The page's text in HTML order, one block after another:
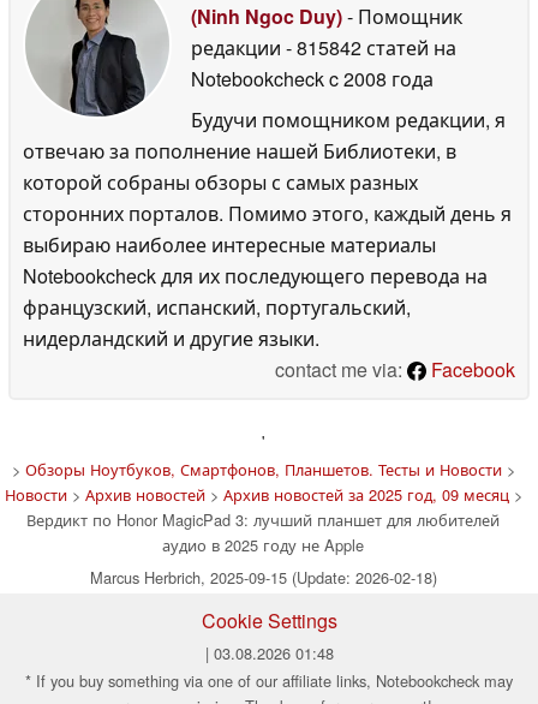
(Ninh Ngoc Duy)- Помощник
редакции - 815842 статей на
Notebookcheckc 2008 года
Будучи помощником редакции, я
отвечаю за пополнение нашей Библиотеки, в
которой собраны обзоры с самых разных
сторонних порталов. Помимо этого, каждый день я
выбираю наиболее интересные материалы
Notebookcheck для их последующего перевода на
французский, испанский, португальский,
нидерландский и другие языки.
contact me via:
Facebook
'
> Обзоры Ноутбуков, Смартфонов, Планшетов. Тесты и Новости>
Новости> Архив новостей> Архив новостей за 2025 год, 09 месяц >
Вердикт по Honor MagicPad 3: лучший планшет для любителей
аудио в 2025 году не Apple
Marcus Herbrich, 2025-09-15 (Update: 2026-02-18)
Cookie Settings
| 03.08.2026 01:48
* If you buy something via one of our affiliate links, Notebookcheck may